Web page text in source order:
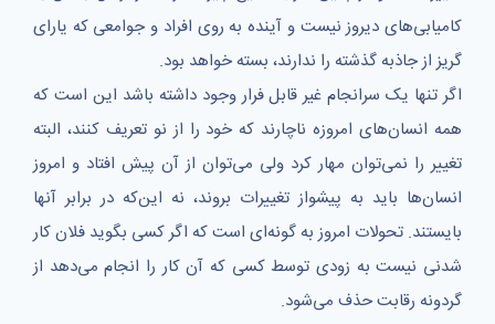
کامیابی‌های دیروز نیست و آینده به روی افراد و جوامعی که یارای
گریز از جاذبه‌ گذشته را ندارند، بسته خواهد بود.
اگر تنها یک سرانجام غیر قابل فرار وجود داشته باشد این است که
همه انسان‌های امروزه ناچارند که خود را از نو تعریف کنند، البته
تغییر را نمی‌توان مهار کرد ولی می‌توان از آن پیش افتاد و امروز
انسان‌ها باید به پیشواز تغییرات بروند، نه این‌که در برابر آنها
بایستند. تحولات امروز به گونه‌ای است که اگر کسی بگوید فلان کار
شدنی نیست به زودی توسط کسی که آن کار را انجام می‌دهد از
گردونه رقابت حذف می‌شود.